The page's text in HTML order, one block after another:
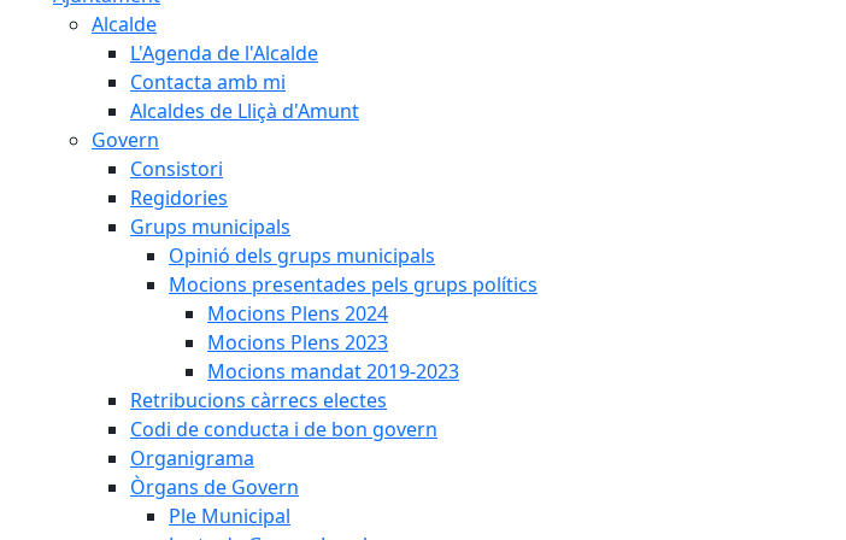
Alcalde
L'Agenda de l'Alcalde
Contacta amb mi
Alcaldes de Lliçà d'Amunt
Govern
Consistori
Regidories
Grups municipals
Opinió dels grups municipals
Mocions presentades pels grups polítics
Mocions Plens 2024
Mocions Plens 2023
Mocions mandat 2019-2023
Retribucions càrrecs electes
Codi de conducta i de bon govern
Organigrama
Òrgans de Govern
Ple Municipal